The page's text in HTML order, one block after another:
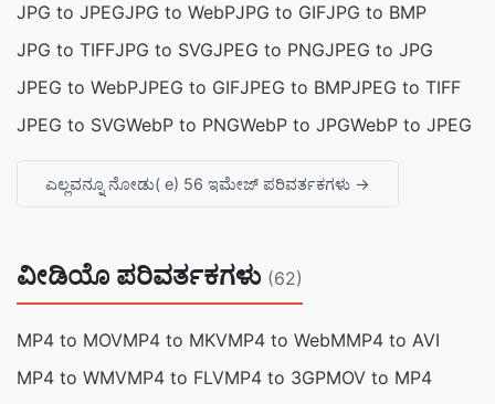
JPG to JPEGJPG to WebPJPG to GIFJPG to BMP
JPG to TIFFJPG to SVGJPEG to PNGJPEG to JPG
JPEG to WebPJPEG to GIFJPEG to BMPJPEG to TIFF
JPEG to SVGWebP to PNGWebP to JPGWebP to JPEG
ಎಲ್ಲವನ್ನೂ ನೋಡು( e) 56 ಇಮೇಜ್ ಪರಿವರ್ತಕಗಳು →
ವೀಡಿಯೊ ಪರಿವರ್ತಕಗಳು (62)
MP4 to MOVMP4 to MKVMP4 to WebMMP4 to AVI
MP4 to WMVMP4 to FLVMP4 to 3GPMOV to MP4